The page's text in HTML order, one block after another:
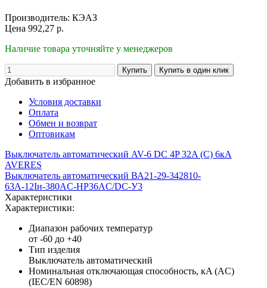
Производитель: КЭАЗ
Цена 992,27 р.
Наличие товара уточняйте у менеджеров
Добавить в избранное
Условия доставки
Оплата
Обмен и возврат
Оптовикам
Выключатель автоматический AV-6 DC 4P 32A (C) 6кА
AVERES
Выключатель автоматический ВА21-29-342810-
63А-12Iн-380AC-НР36AC/DC-У3
Характеристики
Характеристики:
Диапазон рабочих температур
от -60 до +40
Тип изделия
Выключатель автоматический
Номинальная отключающая способность, кA (AC)
(IEC/EN 60898)